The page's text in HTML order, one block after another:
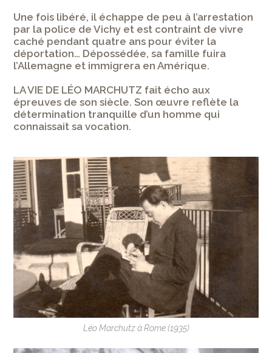
Une fois libéré, il échappe de peu à l’arrestation
par la police de Vichy et est contraint de vivre
caché pendant quatre ans pour éviter la
déportation… Dépossédée, sa famille fuira
l’Allemagne et immigrera en Amérique.
LA VIE DE LÉO MARCHUTZ fait écho aux
épreuves de son siècle. Son œuvre reflète la
détermination tranquille d’un homme qui
connaissait sa vocation.
Léo Marchutz à Rome (1935)